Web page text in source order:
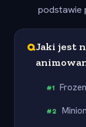
podstawie
QJaki jest
#1
#2